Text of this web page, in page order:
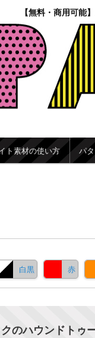
【無料・商用可
ツへ移動
へ移動
ト素材の使い方 パ
白黒 赤
のハウンドト